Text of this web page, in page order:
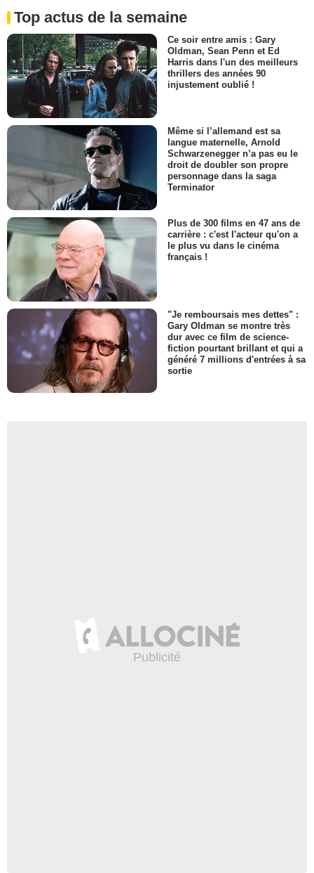
Top actus de la semaine
Ce soir entre amis : Gary
Oldman, Sean Penn et Ed
Harris dans l'un des meilleurs
thrillers des années 90
injustement oublié !
Même si l’allemand est sa
langue maternelle, Arnold
Schwarzenegger n’a pas eu le
droit de doubler son propre
personnage dans la saga
Terminator
Plus de 300 films en 47 ans de
carrière : c'est l'acteur qu'on a
le plus vu dans le cinéma
français !
"Je remboursais mes dettes" :
Gary Oldman se montre très
dur avec ce film de science-
fiction pourtant brillant et qui a
généré 7 millions d'entrées à sa
sortie